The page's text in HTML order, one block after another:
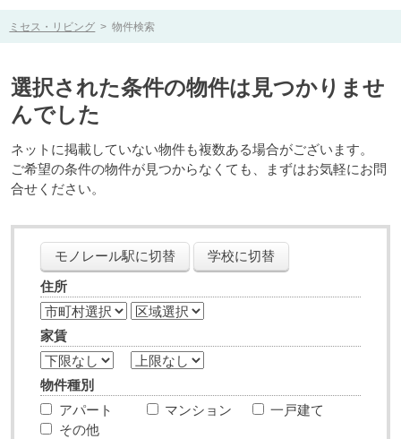
ミセス・リビング > 物件検索
選択された条件の物件は見つかりませ
んでした
ネットに掲載していない物件も複数ある場合がございます。
ご希望の条件の物件が見つからなくても、まずはお気軽にお問
合せください。
モノレール駅に切替 学校に切替
住所
家賃
物件種別
アパート
マンション
一戸建て
その他